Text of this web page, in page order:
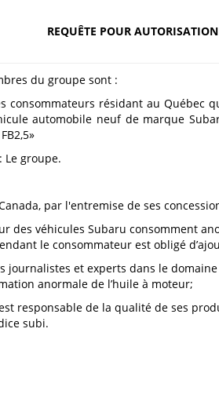
REQUÊTE POUR
du groupe sont :
consommateurs résidant au Québec
automobile neuf de marque
Le groupe.
par l'entremise de ses
des véhicules Subaru consomment
le consommateur est obligé
journalistes et experts dans le
anormale de l’huile à moteur;
responsable de la qualité de ses
subi.